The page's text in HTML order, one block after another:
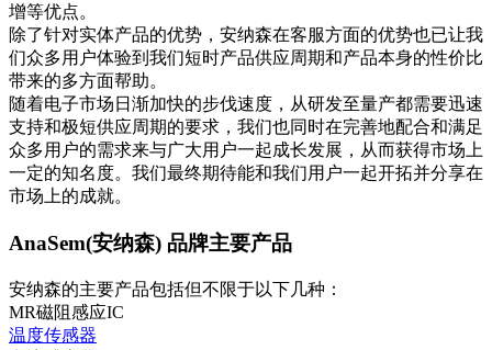
增等优点。
除了针对实体产品的优势，安纳森在客服方面的优势也已让我
们众多用户体验到我们短时产品供应周期和产品本身的性价比
带来的多方面帮助。
随着电子市场日渐加快的步伐速度，从研发至量产都需要迅速
支持和极短供应周期的要求，我们也同时在完善地配合和满足
众多用户的需求来与广大用户一起成长发展，从而获得市场上
一定的知名度。我们最终期待能和我们用户一起开拓并分享在
市场上的成就。
AnaSem(安纳森) 品牌主要产品
安纳森的主要产品包括但不限于以下几种：
‌MR磁阻感应IC‌
温度传感器‌